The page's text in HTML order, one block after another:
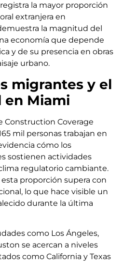
la mayor proporción
extranjera en
la magnitud del
economía que depende
y de su presencia en obras
urbano.
migrantes y el
en Miami
Construction Coverage
mil personas trabajan en
cómo los
sostienen actividades
regulatorio cambiante.
proporción supera con
lo que hace visible un
durante la última
como Los Ángeles,
se acercan a niveles
como California y Texas